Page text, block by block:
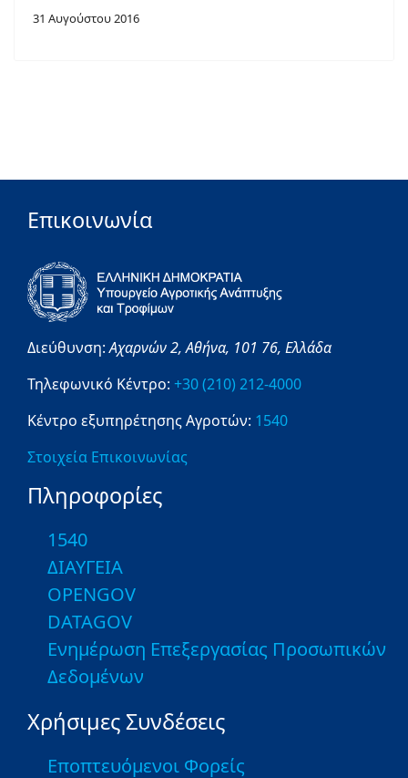
31 Αυγούστου 2016
Επικοινωνία
Διεύθυνση:Αχαρνών 2,Αθήνα, 101 76, Ελλάδα
Τηλεφωνικό Κέντρο: +30 (210) 212-4000
Κέντρο εξυπηρέτησης Αγροτών: 1540
Στοιχεία Επικοινωνίας
Πληροφορίες
1540
ΔΙΑΥΓΕΙΑ
OPENGOV
DATAGOV
Ενημέρωση Επεξεργασίας Προσωπικών
Δεδομένων
Χρήσιμες Συνδέσεις
Εποπτευόμενοι Φορείς